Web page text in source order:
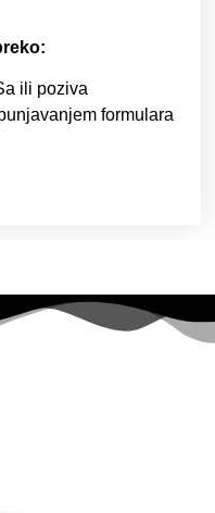
ili poziva
formulara